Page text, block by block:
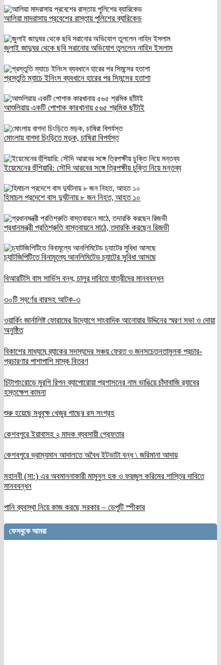
আলিয়া মাদরাসায় প্রবেশের রাস্তায় পুলিশের ব্যারিকেড
জুলাই জাদুঘর থেকে ছবি সরানোর অভিযোগ তুললেন নাহিদ ইসলাম
প্রস্তুতি ম্যাচে ইনিংস ব্যবধানে হারের পর সিমন্সের হতাশা
আশুলিয়ায় একটি পোশাক কারখানায় ৫৬৫ শ্রমিক ছাঁটাই
মোংলায় বাগদা চিংড়িতে মড়ক, চাষিরা বিপর্যস্ত
ইয়েমেনের হুঁশিয়ারি: সৌদি আরবের সঙ্গে ত্রিপক্ষীয় চুক্তি নিয়ে মন্তব্য
হিমাচল প্রদেশে বাস দুর্ঘটনায় ৮ জন নিহত, আহত ১০
প্রধানমন্ত্রী প্রতিশ্রুতি বাস্তবায়নে মাঠে, তদারকি করছেন রিজভী
চ্যাটজিপিটিতে বিনামূল্যে আনলিমিটেড চ্যাটের সুবিধা আসছে
বিআরটিসি বাস সার্ভিস বন্ধ, চালুর দাবিতে যাত্রীদের মানববন্ধন
৩০টি স্বর্ণের বারসহ আটক-৩
ওয়ার্কিং জার্নালিষ্ট ফোরামের উদ্যোগে সাংবাদিক আনোয়ার উদ্দিনের স্মরণ সভা ও দোয়া
অনুষ্ঠিত
বিকাশের মাধ্যমে ব্র্যাকের সদস্যদের সঞ্চয় ফেরত ও জনসচেতনতামূলক প্রচার-
প্রচারণার পাশাপাশি মাস্ক বিতরণ
চিটাগাংরোডে মুরগি রিপন ব্যাপোরোয়া প্রশাসনের নাম ভাঙিয়ে চাঁদাবাজি র‌্যাবের
হস্তক্ষেপ কামনা
শুরু হয়েছে মধুবৃক্ষ খেজুর গাছের রস সংগ্রহ
কেশবপুরে ইয়াবাসহ ২ মাদক ব্যবসায়ী গ্রেফতার
কেশবপুরে ভ্রাম্যমান আদালতে অবৈধ ইটভাটা বন্ধ \ জরিমানা আদায়
মহানবী (সা:) এর অবমাননাকারী মামুনুল হক ও ফয়জুল করিমের শাস্তির দাবিতে
মানববন্ধন
পানি ব্যবস্থা নিয়ে কাজ করছে সরকার – ডেপুটি স্পীকার
ফেসবুকে আমরা